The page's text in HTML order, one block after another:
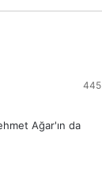
445
Ağar'ın da